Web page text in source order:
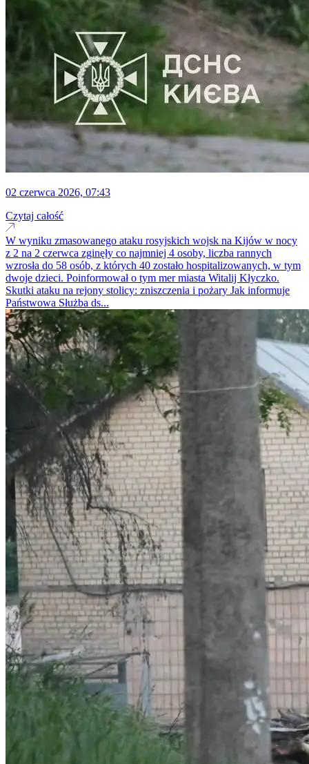
02 czerwca 2026, 07:43
Czytaj całość
W wyniku zmasowanego ataku rosyjskich wojsk na Kijów w nocy
z 2 na 2 czerwca zginęły co najmniej 4 osoby, liczba rannych
wzrosła do 58 osób, z których 40 zostało hospitalizowanych, w tym
dwoje dzieci. Poinformował o tym mer miasta Witalij Kłyczko.
Skutki ataku na rejony stolicy: zniszczenia i pożary Jak informuje
Państwowa Służba ds...